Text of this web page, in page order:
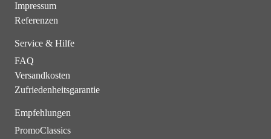
Impressum
Referenzen
Service & Hilfe
FAQ
Versandkosten
Zufriedenheitsgarantie
Empfehlungen
PromoClassics